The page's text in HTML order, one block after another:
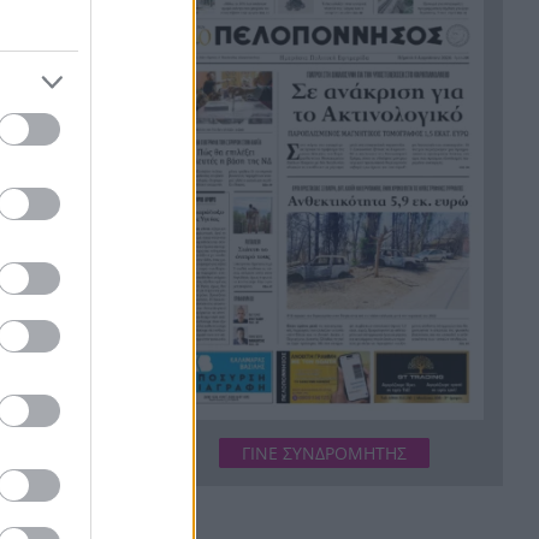
σε
το
εργασίες τους
20:36 Το τελευταίο «αντίο» στην
τελετή αποτέφρωσης του
συντονιστή που σκοτώθηκε
μετά τη σύγκρουση
ελικοπτέρων στην Ψάθα,
ΦΩΤΟ
Στιγμές αγωνίας και θρίλερ
στο Αίγιο: Οδηγός λεωφορείου
έχασε τις αισθήσεις του και τη
ζωή του! ΦΩΤΟ
20:12 Κόκκινα τα 118 κτίρια στις 325
αυτοψίες των πληγεισών
καταστροφικές πυρκαγιές
ΓΙΝΕ ΣΥΝΔΡΟΜΗΤΗΣ